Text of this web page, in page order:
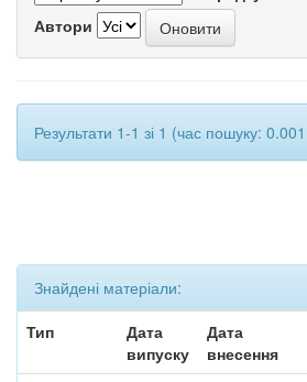
Автори
Результати 1-1 зі 1 (час пошуку:
Знайдені матеріали:
Тип
Дата
випуску
Дата
внесення